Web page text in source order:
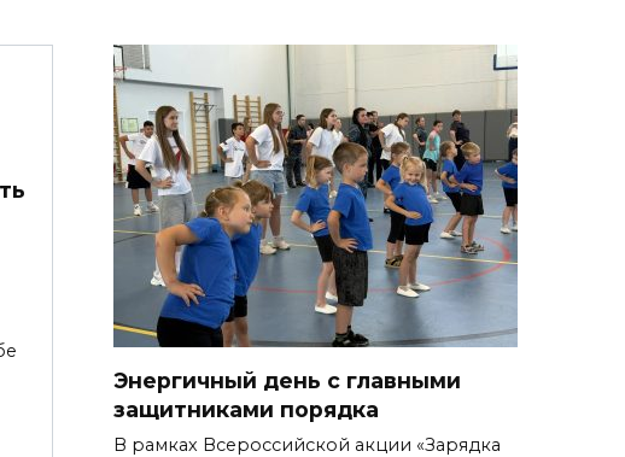
Энергичный день с главными
защитниками порядка
В рамках Всероссийской акции «Зарядка